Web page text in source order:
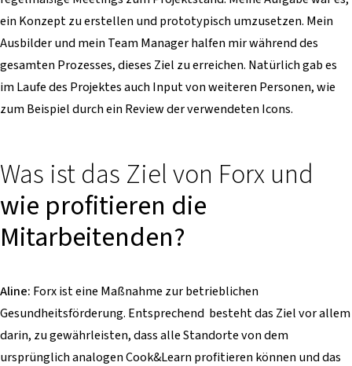
ein Konzept zu erstellen und prototypisch umzusetzen. Mein
Ausbilder und mein Team Manager halfen mir während des
gesamten Prozesses, dieses Ziel zu erreichen. Natürlich gab es
im Laufe des Projektes auch Input von weiteren Personen, wie
zum Beispiel durch ein Review der verwendeten Icons.
Was ist das Ziel von Forx und
wie profitieren die
Mitarbeitenden?
Aline: Forx ist eine Maßnahme zur betrieblichen
Gesundheitsförderung. Entsprechend besteht das Ziel vor allem
darin, zu gewährleisten, dass alle Standorte von dem
ursprünglich analogen Cook&Learn profitieren können und das